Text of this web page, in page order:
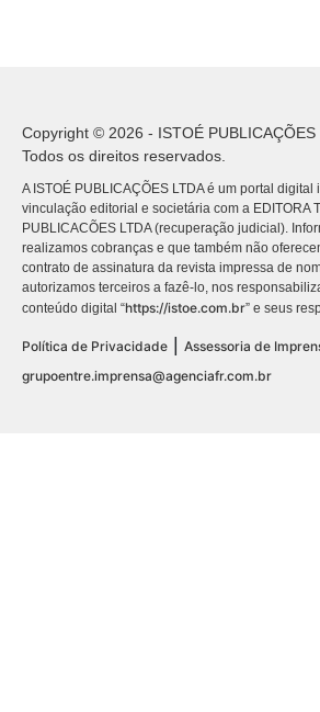
Copyright © 2026 - ISTOÉ PUBLICAÇÕES
Todos os direitos reservados.
A ISTOÉ PUBLICAÇÕES LTDA é um portal
vinculação editorial e societária com a EDITORA
PUBLICACÕES LTDA (recuperação judicial).
realizamos cobranças e que também não
contrato de assinatura da revista impressa de
autorizamos terceiros a fazê-lo, nos
conteúdo digital “https://istoe.com.br” e seus
Política de Privacidade
Assessoria de
grupoentre.imprensa@agenciafr.com.br